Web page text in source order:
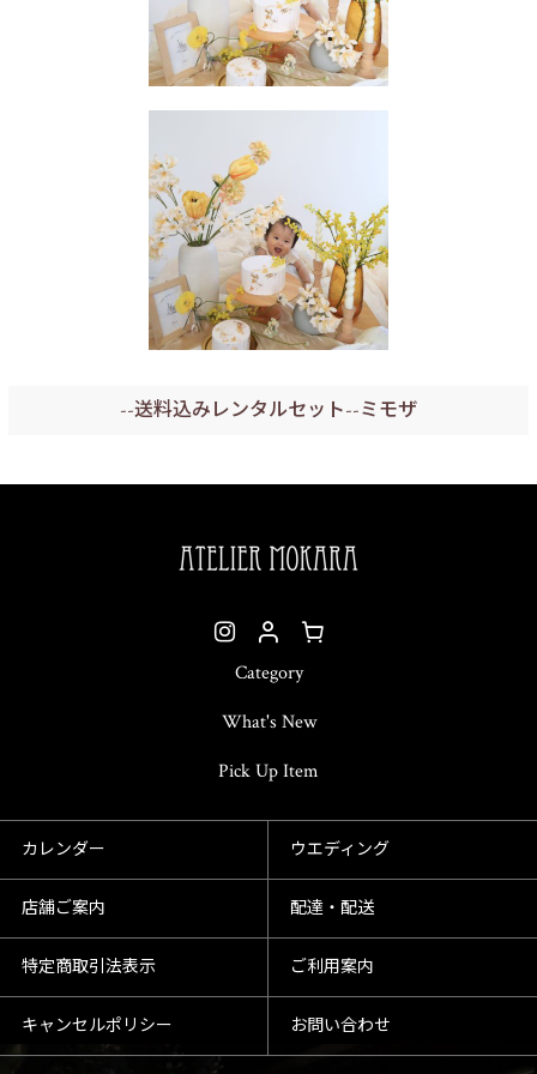
--送料込みレンタルセット--ミモザ
Category
What's New
Pick Up Item
カレンダー ウエディング
店舗ご案内 配達・配送
特定商取引法表示 ご利用案内
キャンセルポリシー お問い合わせ